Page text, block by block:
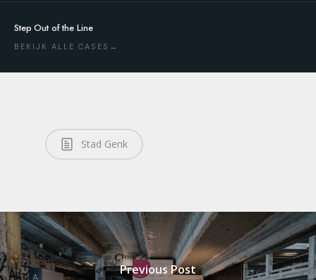
Step Out of the Line
BEKIJK ALLE CASES
Stad Genk
Previous Post